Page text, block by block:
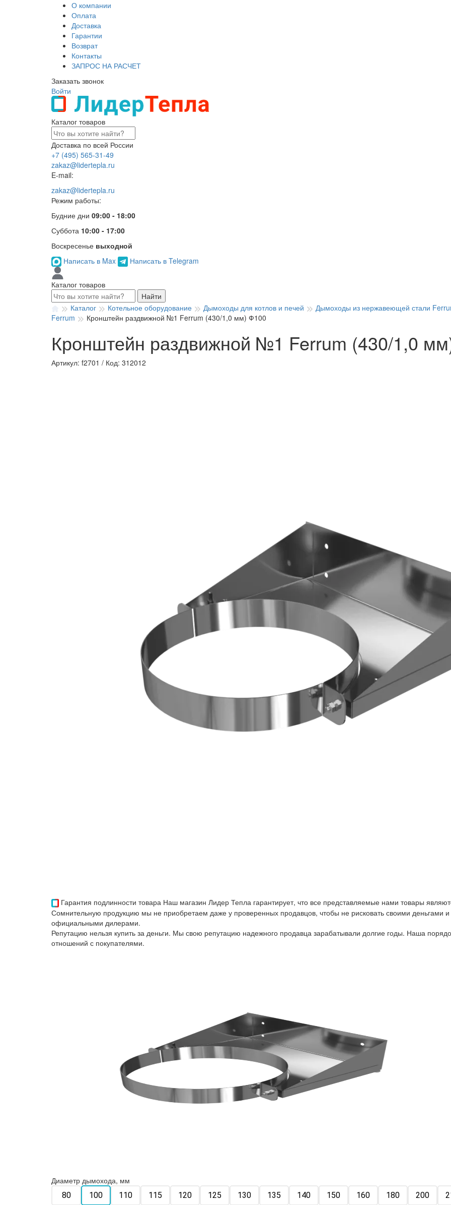
О компании
Оплата
Доставка
Гарантии
Возврат
Контакты
ЗАПРОС НА РАСЧЕТ
Заказать звонок
Войти
Каталог товаров
Доставка по всей России
+7 (495) 565-31-49
zakaz@lidertepla.ru
E-mail:
zakaz@lidertepla.ru
Режим работы:
Будние дни 09:00 - 18:00
Суббота 10:00 - 17:00
Воскресенье выходной
Написать в Max
Написать в Telegram
Каталог товаров
Найти
Каталог
Котельное оборудование Дымоходы для котлов и печей Дымоходы из нержавеющей стали
Ferrum
Кронштейн раздвижной №1 Ferrum (430/1,0 мм) Ф100
Кронштейн раздвижной №1 Ferrum (430/1,0
Артикул: f2701 / Код: 312012
Гарантия подлинности товара Наш магазин Лидер Тепла гарантирует, что все представляемые нами товары
Сомнительную продукцию мы не приобретаем даже у проверенных продавцов, чтобы не рисковать своими
официальными дилерами.
Репутацию нельзя купить за деньги. Мы свою репутацию надежного продавца зарабатывали долгие годы. Наша
отношений с покупателями.
Диаметр дымохода, мм
80 100 110 115 120 125 130 135 140 150 160 180 200